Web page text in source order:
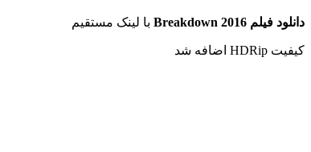
دانلود فیلم Breakdown 2016 با لینک مستقیم
کیفیت HDRip اضافه شد